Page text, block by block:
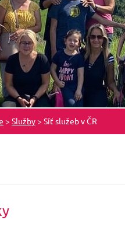
> Služby > Síť služeb v ČR